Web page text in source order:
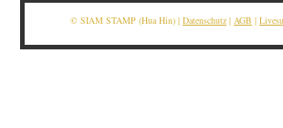
© SIAM STAMP (Hua Hin) | Datenschutz | AGB |